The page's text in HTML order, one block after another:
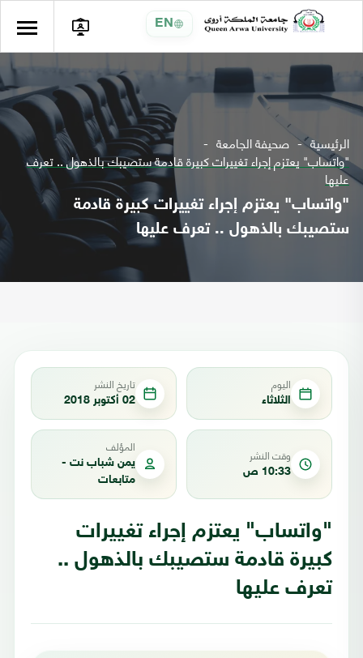
EN
الرئيسية صحيفة الجامعة
"واتساب" يعتزم إجراء تغييرات كبيرة قادمة ستصيبك بالذهول .. تعرف
عليها
"واتساب" يعتزم إجراء تغييرات كبيرة قادمة
ستصيبك بالذهول .. تعرف عليها
اليوم
الثلاثاء
تاريخ النشر
02 أكتوبر 2018
وقت النشر
10:33 ص
المؤلف
يمن شباب نت -
متابعات
"واتساب" يعتزم إجراء تغييرات
كبيرة قادمة ستصيبك بالذهول ..
تعرف عليها